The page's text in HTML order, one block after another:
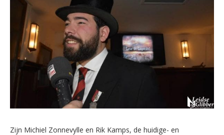
Zijn Michiel Zonnevylle en Rik Kamps, de huidige- en